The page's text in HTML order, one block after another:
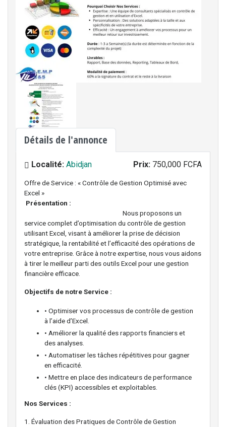
Détails de l'annonce
Localité: Abidjan Prix: 750,000 FCFA
Offre de Service : « Contrôle de Gestion Optimisé avec
Excel »
Présentation :
Nous proposons un
service complet d’optimisation du contrôle de gestion
utilisant Excel, visant à améliorer la prise de décision
stratégique, la rentabilité et l’efficacité des opérations de
votre entreprise. Grâce à notre expertise, nous vous aidons
à tirer le meilleur parti des outils Excel pour une gestion
financière efficace.
Objectifs de notre Service :
• Optimiser vos processus de contrôle de gestion
à l’aide d’Excel.
• Améliorer la qualité des rapports financiers et
des analyses.
• Automatiser les tâches répétitives pour gagner
en efficacité.
• Mettre en place des indicateurs de performance
clés (KPI) accessibles et exploitables.
Nos Services :
1. Évaluation des Pratiques de Contrôle de Gestion